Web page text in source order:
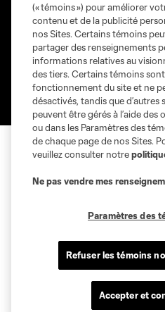
Ne vendez pas et ne partagez pas
Paramètres des témoins
@2026 MLS. Le nom et l'écusson
marques déposées de Major League
loi. Les noms et les logos des
marques déposées ou des marques
utilisées avec l’autorisation ou
propriétaires. Toute l’utilisation de
par conséquent prohibée est interdite.
(« témoins ») pour améliorer
contenu et de la publicité
nos Sites. Certains témoins
partager des renseignements
informations relatives au
des tiers. Certains témoins
fonctionnement du site et ne
désactivés, tandis que
peuvent être gérés à l’aide des
ou dans les Paramètres des
de chaque page de nos Sites.
veuillez consulter notre
Ne pas vendre mes
Paramètres des
Refuser les témoins
Accepter et